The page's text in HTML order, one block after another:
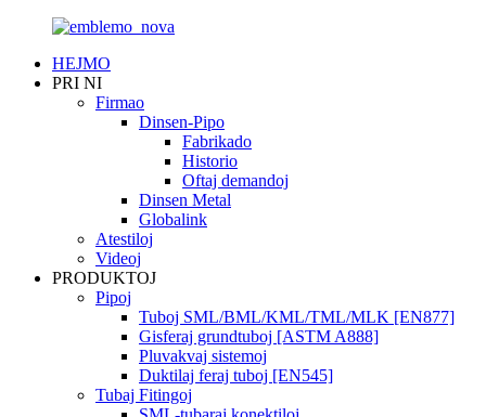
HEJMO
PRI NI
Firmao
Dinsen-Pipo
Fabrikado
Historio
Oftaj demandoj
Dinsen Metal
Globalink
Atestiloj
Videoj
PRODUKTOJ
Pipoj
Tuboj SML/BML/KML/TML/MLK [EN877]
Gisferaj grundtuboj [ASTM A888]
Pluvakvaj sistemoj
Duktilaj feraj tuboj [EN545]
Tubaj Fitingoj